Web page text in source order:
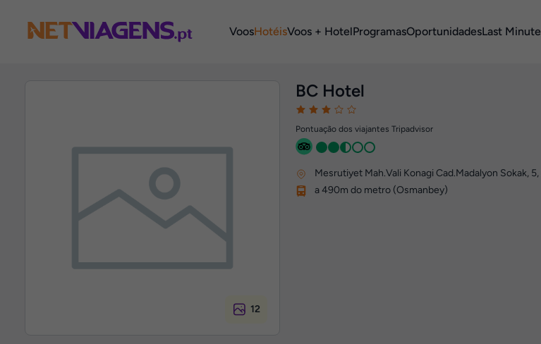
VoosHotéisVoos + HotelProgramasOportunidadesLast Minute
12
BC Hotel
Pontuação dos viajantes Tripadvisor
Mesrutiyet Mah.Vali Konagi Cad.Madalyon Sokak, 5,
a 490m do metro (Osmanbey)